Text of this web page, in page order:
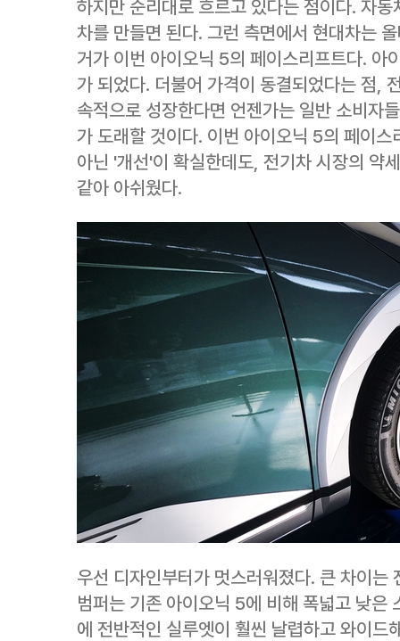
하지만 순리대로 흐르고 있다는 점이다. 자
차를 만들면 된다. 그런 측면에서 현대차는
거가 이번 아이오닉 5의 페이스리프트다. 아
가 되었다. 더불어 가격이 동결되었다는 점,
속적으로 성장한다면 언젠가는 일반 소비자
가 도래할 것이다. 이번 아이오닉 5의 페이
아닌 '개선'이 확실한데도, 전기차 시장의 약
같아 아쉬웠다.
우선 디자인부터가 멋스러워졌다. 큰 차이는
범퍼는 기존 아이오닉 5에 비해 폭넓고 낮은
에 전반적인 실루엣이 훨씬 날렵하고 와이드